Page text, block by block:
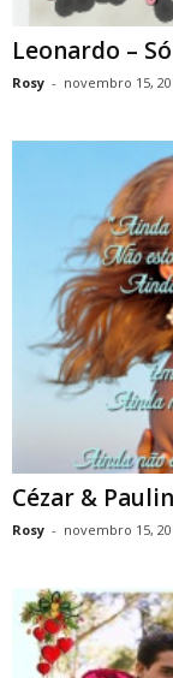
Leonardo –
Rosy - novembro 15,
Cézar &
Rosy - novembro 15,